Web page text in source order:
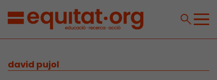
david pujol